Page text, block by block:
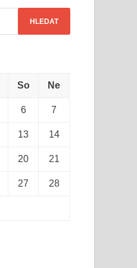
So Ne
6 7
13 14
20 21
27 28